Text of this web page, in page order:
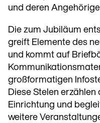
und deren
Die zum Jubiläum
greift Elemente des
und kommt auf
großformatigen
Diese Stelen
Einrichtung und
weitere